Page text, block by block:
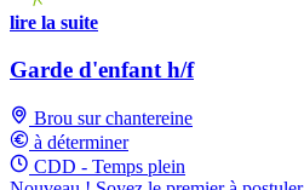
lire la suite
Garde d'enfant h/f
Brou sur chantereine
à déterminer
CDD - Temps plein